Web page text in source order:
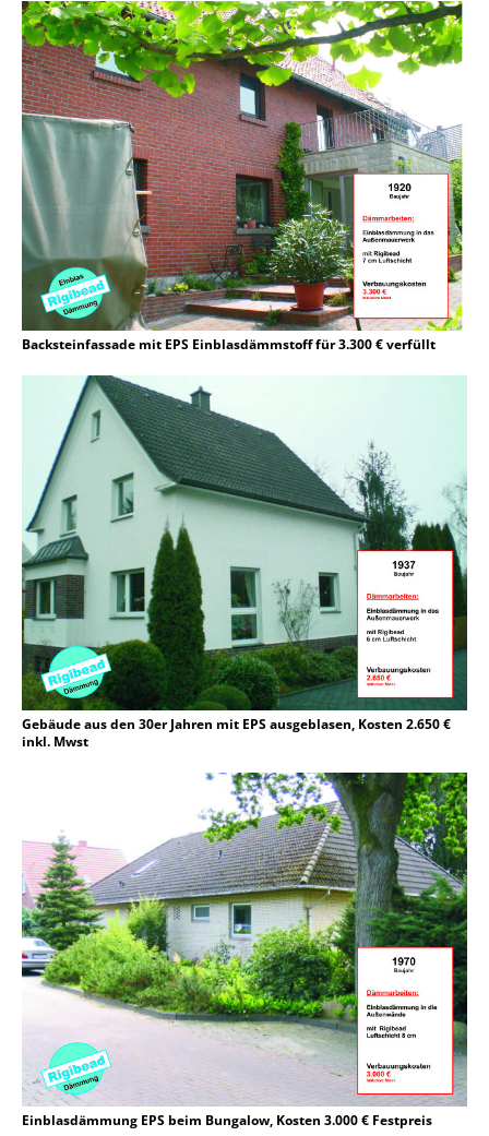
Backsteinfassade mit EPS Einblasdämmstoff für 3.300 € verfüllt
Gebäude aus den 30er Jahren mit EPS ausgeblasen, Kosten 2.650 €
inkl. Mwst
Einblasdämmung EPS beim Bungalow, Kosten 3.000 € Festpreis